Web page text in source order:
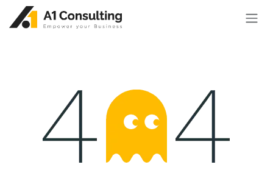
Bỏ qua để đến Nội dung